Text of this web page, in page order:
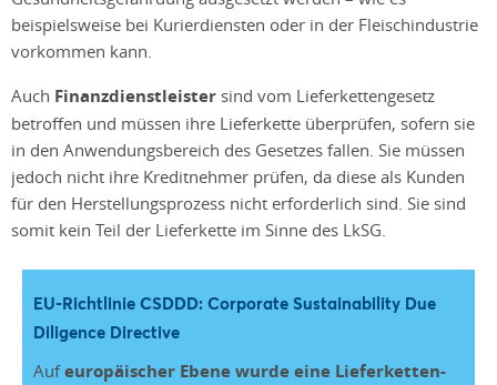
beispielsweise bei Kurierdiensten oder in der Fleischindustrie
vorkommen kann.
Auch Finanzdienstleister sind vom Lieferkettengesetz
betroffen und müssen ihre Lieferkette überprüfen, sofern sie
in den Anwendungsbereich des Gesetzes fallen. Sie müssen
jedoch nicht ihre Kreditnehmer prüfen, da diese als Kunden
für den Herstellungsprozess nicht erforderlich sind. Sie sind
somit kein Teil der Lieferkette im Sinne des LkSG.
EU-Richtlinie CSDDD: Corporate Sustainability Due
Diligence Directive
Aufeuropäischer Ebene wurde eine Lieferketten-